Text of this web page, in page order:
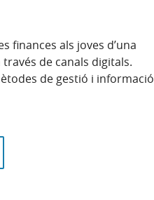
finances als joves d’una
de canals digitals.
de gestió i informació
nova)